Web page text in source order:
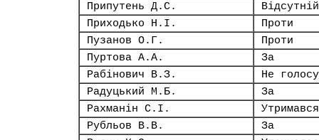
Припутень Д.С.
Відсутній
Приходько Н.І.
Проти
Пузанов О.Г.
Проти
Пуртова А.А.
За
Рабінович В.З.
Не
Радуцький М.Б.
За
Рахманін С.І.
Утримався
Рубльов В.В.
За